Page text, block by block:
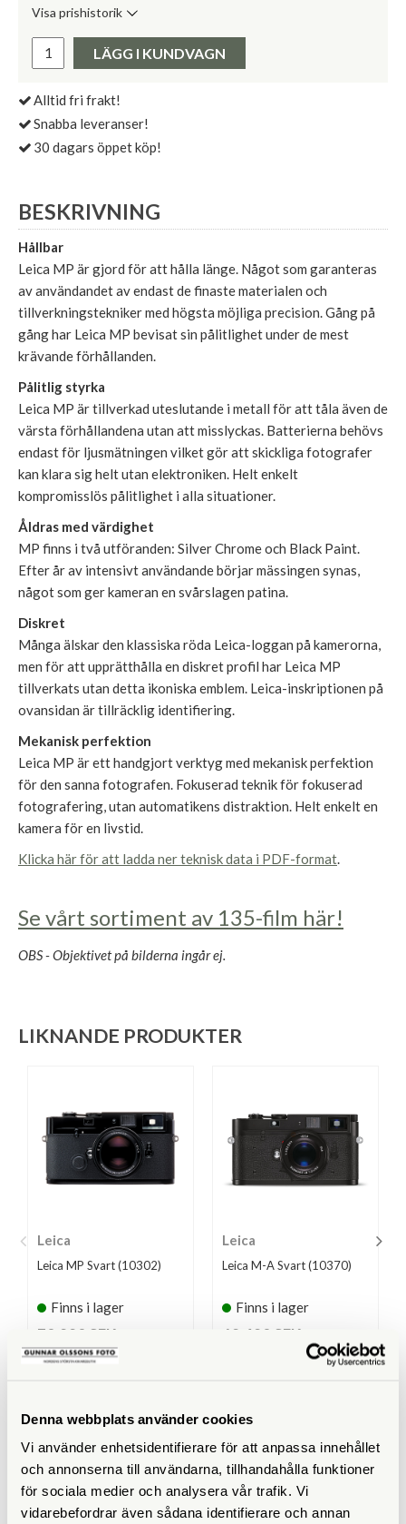
Denna webbplats använder cookies
Vi använder enhetsidentifierare för att anpassa innehållet
och annonserna till användarna, tillhandahålla funktioner
för sociala medier och analysera vår trafik. Vi
vidarebefordrar även sådana identifierare och annan
Visa prishistorik
Pris:
LÄGG I KUNDVAGN
Alltid fri frakt!
Snabba leveranser!
30 dagars öppet köp!
BESKRIVNING
Hållbar
Leica MP är gjord för att hålla länge. Något som garanteras
av användandet av endast de finaste materialen och
tillverkningstekniker med högsta möjliga precision. Gång på
gång har Leica MP bevisat sin pålitlighet under de mest
krävande förhållanden.
Pålitlig styrka
Leica MP är tillverkad uteslutande i metall för att tåla även de
värsta förhållandena utan att misslyckas. Batterierna behövs
endast för ljusmätningen vilket gör att skickliga fotografer
kan klara sig helt utan elektroniken. Helt enkelt
kompromisslös pålitlighet i alla situationer.
Åldras med värdighet
MP finns i två utföranden: Silver Chrome och Black Paint.
Efter år av intensivt användande börjar mässingen synas,
något som ger kameran en svårslagen patina.
Diskret
Många älskar den klassiska röda Leica-loggan på kamerorna,
men för att upprätthålla en diskret profil har Leica MP
tillverkats utan detta ikoniska emblem. Leica-inskriptionen på
ovansidan är tillräcklig identifiering.
Mekanisk perfektion
Leica MP är ett handgjort verktyg med mekanisk perfektion
för den sanna fotografen. Fokuserad teknik för fokuserad
fotografering, utan automatikens distraktion. Helt enkelt en
kamera för en livstid.
Klicka här för att ladda ner teknisk data i PDF-format.
Se vårt sortiment av 135-film här!
OBS - Objektivet på bilderna ingår ej.
LIKNANDE PRODUKTER
Leica
Leica MP Svart (10302)
Finns i lager
70.990 SEK
Leica
Leica M-A Svart (10370)
Finns i lager
69.490 SEK
SPECIFIKATIONER